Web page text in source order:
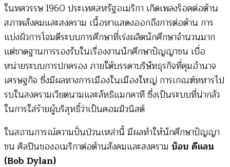
ในทศวรรษ 1960 ประเทศสหรัฐอเมริกา เกิดเพลงร็อคต่อต้าน
สภาพสังคมและสงคราม เนื้อหาแสดงออกถึงการต่อต้าน การ
แบ่งผิวการโจมตีระบบการศึกษาที่เร่งผลิตนักศึกษาจำนวนมาก
แต่ขาดฐานการรองรับในเรื่องงานนักศึกษาปัญญาชน เบื่อ
หน่ายระบบการปกครอง ภายใต้บรรดาบริษัทธุรกิจที่คุมอำนาจ
เศรษฐกิจ ซึ่งมีผลทางการเมืองในเมืองใหญ่ การเกณฑ์ทหารไป
รบในสงครามเวียตนามและลัทธิแมกคาที ซึ่งเป็นระบบที่น่ากลัว
ในการใส่ร้ายผู้บริสุทธิ์ว่าเป็นคอมมิวนิสต์
ในสถานการณ์ความปั่นป่วนเหล่านี้ มีผลทำให้นักศึกษาปัญญา
ชน ศิลปินของอเมริกาต่อต้านสังคมและสงคราม บ็อบ ดีแลน
(Bob Dylan)